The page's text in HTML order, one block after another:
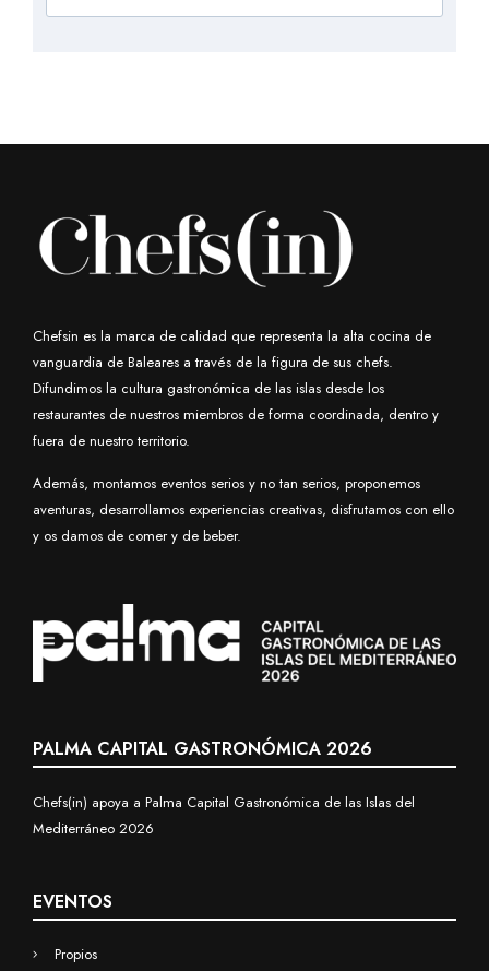
Chefsin es la marca de calidad que representa la alta cocina de
vanguardia de Baleares a través de la figura de sus chefs.
Difundimos la cultura gastronómica de las islas desde los
restaurantes de nuestros miembros de forma coordinada, dentro y
fuera de nuestro territorio.
Además, montamos eventos serios y no tan serios, proponemos
aventuras, desarrollamos experiencias creativas, disfrutamos con ello
y os damos de comer y de beber.
PALMA CAPITAL GASTRONÓMICA 2026
Chefs(in) apoya a Palma Capital Gastronómica de las Islas del
Mediterráneo 2026
EVENTOS
Propios